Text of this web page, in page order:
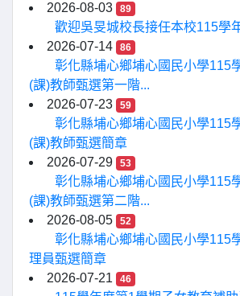
2026-08-03
89
歡迎吳旻城校長接任本校115學
2026-07-14
86
彰化縣埔心鄉埔心國民小學115
(課)教師甄選第一階...
2026-07-23
59
彰化縣埔心鄉埔心國民小學115
(課)教師甄選簡章
2026-07-29
53
彰化縣埔心鄉埔心國民小學115
(課)教師甄選第二階...
2026-08-05
52
彰化縣埔心鄉埔心國民小學115
理員甄選簡章
2026-07-21
46